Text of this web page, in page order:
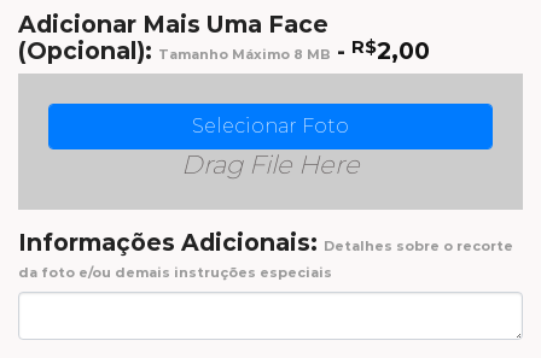
Adicionar Mais Uma Face
(Opcional): Tamanho Máximo 8 MB - R$2,00
Selecionar Foto
Drag File Here
Informações Adicionais: Detalhes sobre o recorte
da foto e/ou demais instruções especiais